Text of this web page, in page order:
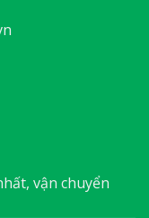
vận chuyển